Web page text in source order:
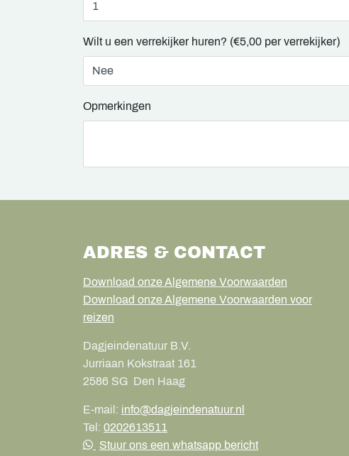
Wilt u een verrekijker huren? (€5,00 per verrekijker)
Opmerkingen
ADRES & CONTACT
Download onze Algemene Voorwaarden
Download onze Algemene Voorwaarden voor
reizen
Dagjeindenatuur B.V.
Jurriaan Kokstraat 161
2586 SG Den Haag
E-mail: info@dagjeindenatuur.nl
Tel: 0202613511
Stuur ons een whatsapp bericht